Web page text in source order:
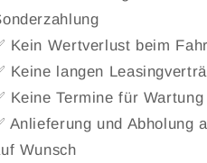
Kein Wertverlust beim
Keine langen
Keine Termine für
Anlieferung und Abholung
Wunsch